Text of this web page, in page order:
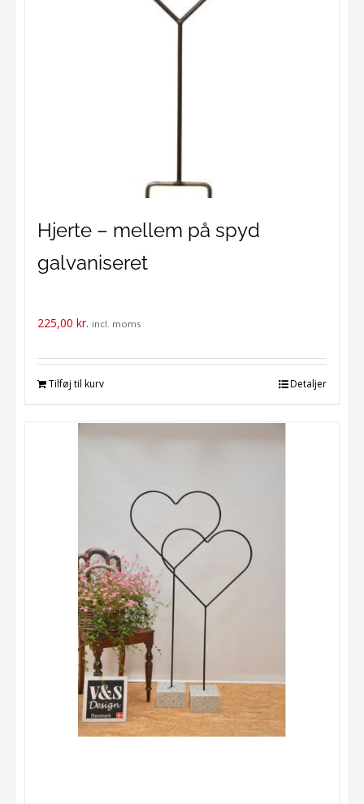
Hjerte – mellem på spyd
galvaniseret
225,00 kr. incl. moms
Tilføj til kurv Detaljer